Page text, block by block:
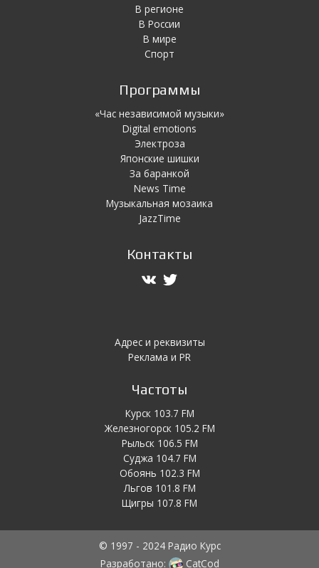
В регионе
В России
В мире
Спорт
Программы
«Час независимой музыки»
Digital emotions
Электроза
Японскиe шишки
За баранкой
News Time
Музыкальная мозаика
JazzTime
Контакты
Адрес и реквизиты
Реклама и PR
Частоты
Курск 103.7 FM
Железногорск 105.2 FM
Рыльск 106.5 FM
Суджа 104.7 FM
Обоянь 102.3 FM
Льгов 101.8 FM
Щигры 107.8 FM
© 1997 - 2024 Радио Курс
Разработано:
CatCod